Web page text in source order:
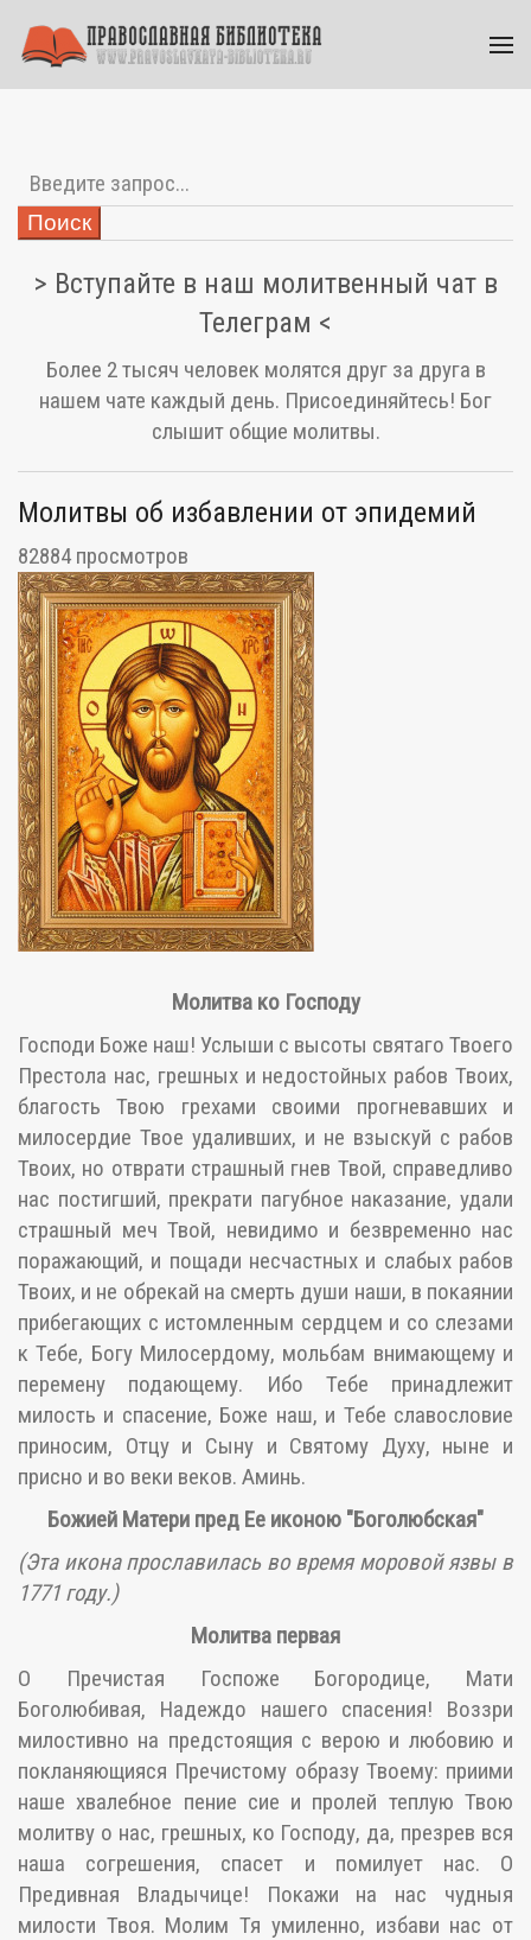
Поиск
> Вступайте в наш молитвенный чат в
Телеграм <
Более 2 тысяч человек молятся друг за друга в
нашем чате каждый день. Присоединяйтесь! Бог
слышит общие молитвы.
Молитвы об избавлении от эпидемий
82884 просмотров
Молитва ко Господу
Господи Боже наш! Услыши с высоты святаго Твоего
Престола нас, грешных и недостойных рабов Твоих,
благость Твою грехами своими прогневавших и
милосердие Твое удаливших, и не взыскуй с рабов
Твоих, но отврати страшный гнев Твой, справедливо
нас постигший, прекрати пагубное наказание, удали
страшный меч Твой, невидимо и безвременно нас
поражающий, и пощади несчастных и слабых рабов
Твоих, и не обрекай на смерть души наши, в покаянии
прибегающих с истомленным сердцем и со слезами
к Тебе, Богу Милосердому, мольбам внимающему и
перемену подающему. Ибо Тебе принадлежит
милость и спасение, Боже наш, и Тебе славословие
приносим, Отцу и Сыну и Святому Духу, ныне и
присно и во веки веков. Аминь.
Божией Матери пред Ее иконою "Боголюбская"
(Эта икона прославилась во время моровой язвы в
1771 году.)
Молитва первая
О Пречистая Госпоже Богородице, Мати
Боголюбивая, Надеждо нашего спасения! Воззри
милостивно на предстоящия с верою и любовию и
покланяющияся Пречистому образу Твоему: приими
наше хвалебное пение сие и пролей теплую Твою
молитву о нас, грешных, ко Господу, да, презрев вся
наша согрешения, спасет и помилует нас. О
Предивная Владычице! Покажи на нас чудныя
милости Твоя. Молим Тя умиленно, избави нас от